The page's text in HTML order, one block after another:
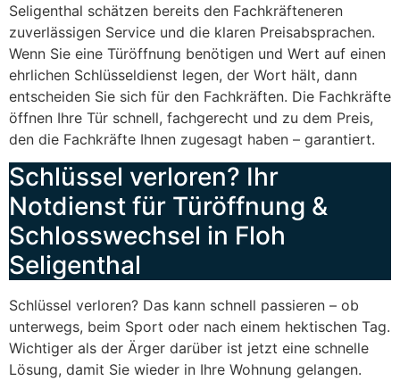
Seligenthal schätzen bereits den Fachkräfteneren
zuverlässigen Service und die klaren Preisabsprachen.
Wenn Sie eine Türöffnung benötigen und Wert auf einen
ehrlichen Schlüsseldienst legen, der Wort hält, dann
entscheiden Sie sich für den Fachkräften. Die Fachkräfte
öffnen Ihre Tür schnell, fachgerecht und zu dem Preis,
den die Fachkräfte Ihnen zugesagt haben – garantiert.
Schlüssel verloren? Ihr
Notdienst für Türöffnung &
Schlosswechsel in Floh
Seligenthal
Schlüssel verloren? Das kann schnell passieren – ob
unterwegs, beim Sport oder nach einem hektischen Tag.
Wichtiger als der Ärger darüber ist jetzt eine schnelle
Lösung, damit Sie wieder in Ihre Wohnung gelangen.